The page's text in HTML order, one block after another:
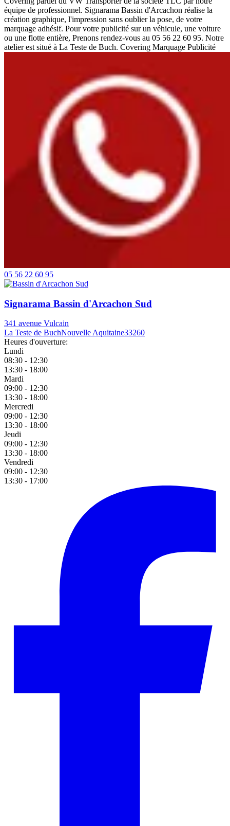
équipe de professionnel. Signarama Bassin d'Arcachon réalise la
création graphique, l'impression sans oublier la pose, de votre
marquage adhésif. Pour votre publicité sur un véhicule, une voiture
ou une flotte entière, Prenons rendez-vous au 05 56 22 60 95. Notre
atelier est situé à La Teste de Buch. Covering Marquage Publicité
05 56 22 60 95
Signarama Bassin d'Arcachon Sud
341 avenue Vulcain
La Teste de BuchNouvelle Aquitaine33260
Heures d'ouverture:
Lundi
08:30 - 12:30
13:30 - 18:00
Mardi
09:00 - 12:30
13:30 - 18:00
Mercredi
09:00 - 12:30
13:30 - 18:00
Jeudi
09:00 - 12:30
13:30 - 18:00
Vendredi
09:00 - 12:30
13:30 - 17:00